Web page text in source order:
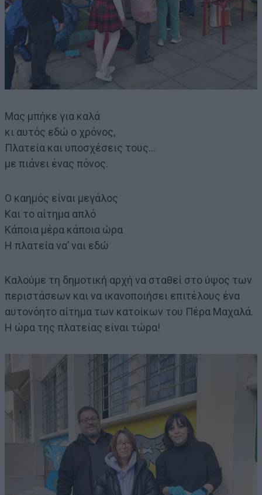
Μας μπήκε για καλά
κι αυτός εδώ ο χρόνος,
Πλατεία και υποσχέσεις τους…
με πιάνει ένας πόνος.
Ο καημός είναι μεγάλος
Και το αίτημα απλό
Κάποια μέρα κάποια ώρα
Η πλατεία να’ ναι εδώ
Καλούμε τη δημοτική αρχή να σταθεί στο ύψος των
περιστάσεων και να ικανοποιήσει επιτέλους ένα
αυτονόητο αίτημα των κατοίκων του Πέρα Μαχαλά.
Η ώρα της πλατείας είναι τώρα!